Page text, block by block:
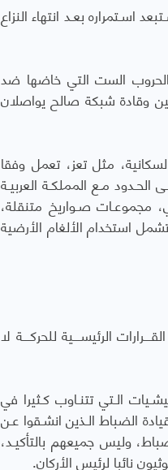
اسـتمراره بعـد انتهاء النزاع
الست التي خاضها ضد
وقادة شبكة صالح يواصلان
مثل تعز، تعمل وفقا
مـع المملكـة العربيـة
مجموعـات صـواريخ متنقلة،
تشمل استخدام الألغام الأرضية
الرئيســـية للحركـــة لا
الـتي تتنـاوب كـثيرا في
الضباط الـذين انشـقوا عـن
وليس جميعهم بالتأكيـد،
نائبا لرئيس الأركان.